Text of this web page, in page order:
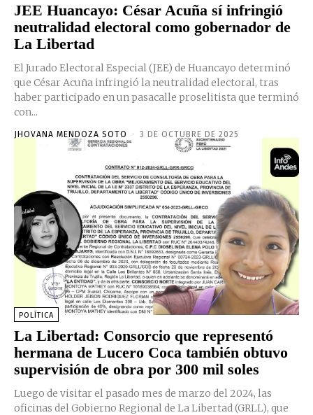
JEE Huancayo: César Acuña sí infringió
neutralidad electoral como gobernador de
La Libertad
El Jurado Electoral Especial (JEE) de Huancayo determinó
que César Acuña infringió la neutralidad electoral, tras
haber participado en un pasacalle proselitista que terminó
con...
JHOVANA MENDOZA SOTO - 3 DE OCTUBRE DE 2025
POLÍTICA
La Libertad: Consorcio que representó
hermana de Lucero Coca también obtuvo
supervisión de obra por 300 mil soles
Luego de visitar el pasado mes de marzo del 2024, las
oficinas del Gobierno Regional de La Libertad (GRLL), que